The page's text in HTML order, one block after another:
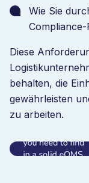
Wie Sie
Compliance-
Diese
behalten, die
gewährleisten
zu arbeiten.